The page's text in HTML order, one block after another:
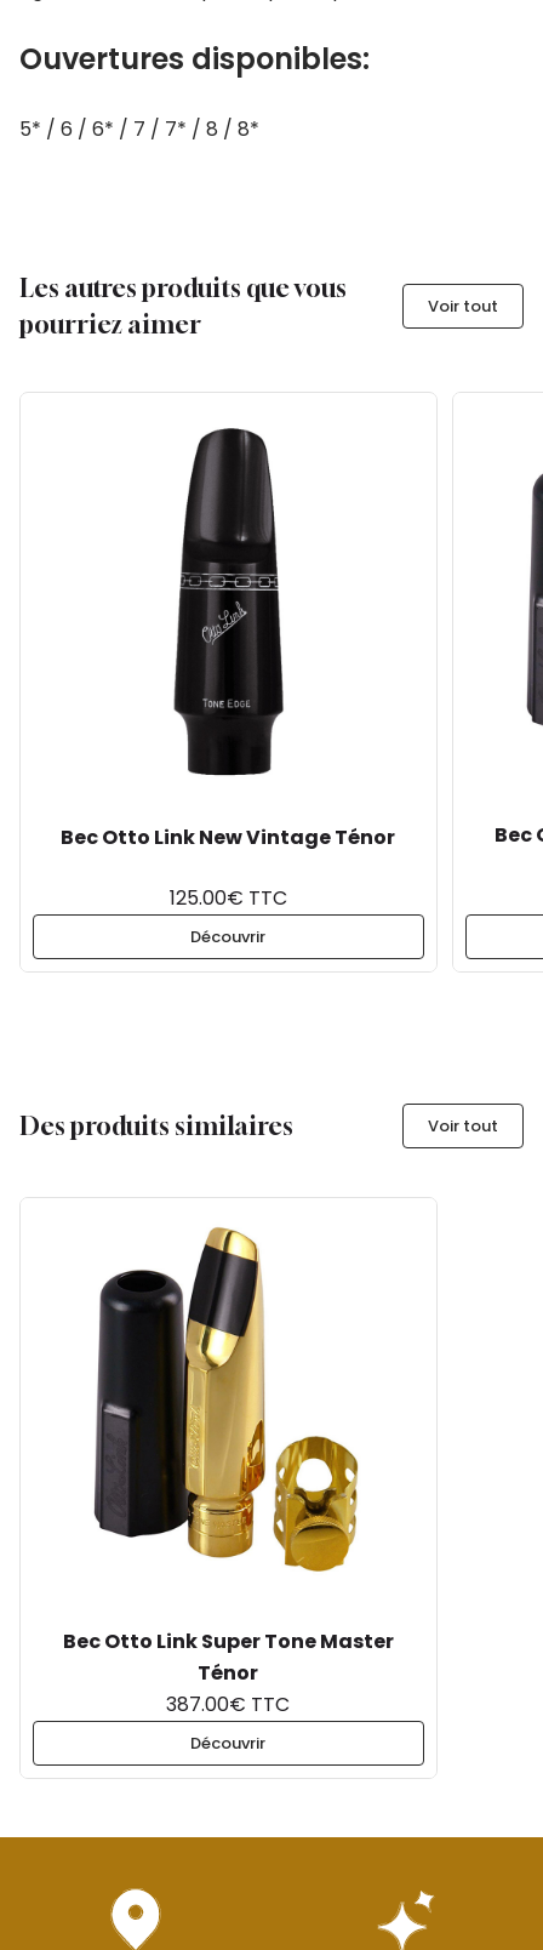
Ouvertures disponibles:
5* / 6 / 6* / 7 / 7* / 8 / 8*
Les autres produits que vous
pourriez aimer
Voir tout
Bec Otto Link New Vintage Ténor
125.00€ TTC
Découvrir
Bec
Des produits similaires Voir tout
Bec Otto Link Super Tone Master
Ténor
387.00€ TTC
Découvrir